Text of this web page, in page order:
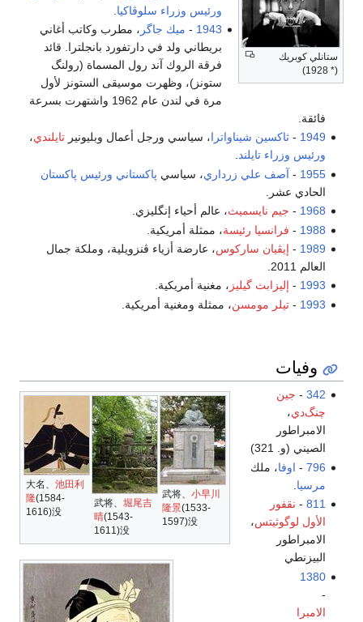
ستانلي كوبريك
(* 1928)
ورئيس وزراء سلوڤاكيا
1943
- ميك جاگر ، مطرب وكاتب أغاني
بريطاني ولد في دارتفورد بانجلترا. قائد
فرقة الروك آند رول المسماة (رولنگ
ستونز)، وظهرت موسيقى الستونز لأول
مرة في لندن عام 1962 واشتهرت بسرعة
فائقة.
1949
-ثاكسين شيناواترا، سياسي ورجل أعمال وبليونيرتايلندي،
ورئيس وزراء تايلند.
1955
- آصف علي زرداري، سياسي پاكستاني ورئيس پاكستان
الحادي عشر.
1968
- جيم نايسميث، عالم أحياء إنگليزي.
1988
- فرانسيا رئيسة، ممثلة أمريكية.
1989
- إيڤيان ساركوس، عارضة أزياء ڤنزويلية، وملكة جمال
العالم 2011.
1993
- إليزابث گيليز ، مغنية أمريكية.
1993
-تيلر مومسن، ممثلة ومغنية أمريكية.
وفيات
武将、 小早川
隆景(1533-
1597)没
武将、 堀尾吉
晴(1543-
1611)没
大名、 池田利
隆(1584-
1616)没
342
- جين
چنگ‌دي،
الامبراطور
الصيني (و. 321)
796
- اوفا، ملك
مرسيا
811
- نقفور
الأول لوگوثيتس،
الامبراطور
البيزنطي
1380
-
الامبرا